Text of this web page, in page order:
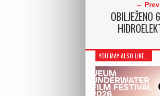
←
OBILJEŽENO
YOU MAY ALSO LIKE...